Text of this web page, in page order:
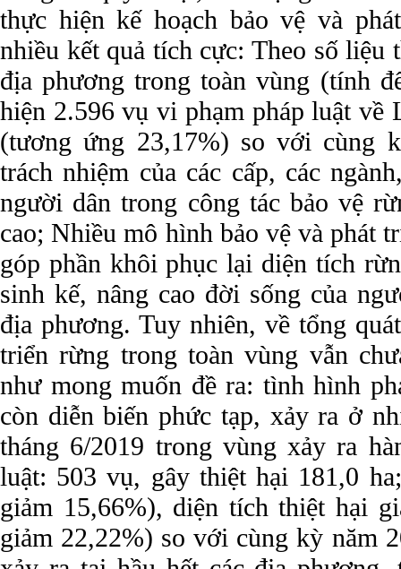
thực hiện kế hoạch bảo vệ và
nhiều kết quả tích cực: Theo số liệu
địa phương trong toàn vùng (tính
hiện 2.596 vụ vi phạm pháp luật về
(tương ứng 23,17%) so với cùng
trách nhiệm của các cấp, các
người dân trong công tác bảo vệ
cao; Nhiều mô hình bảo vệ và phát
góp phần khôi phục lại diện tích
sinh kế, nâng cao đời sống của
địa phương. Tuy nhiên, về tổng
triển rừng trong toàn vùng vẫn
như mong muốn đề ra: tình hình
còn diễn biến phức tạp, xảy ra ở
tháng 6/2019 trong vùng xảy ra
luật: 503 vụ, gây thiệt hại 181,0
giảm 15,66%), diện tích thiệt hại
giảm 22,22%) so với cùng kỳ năm